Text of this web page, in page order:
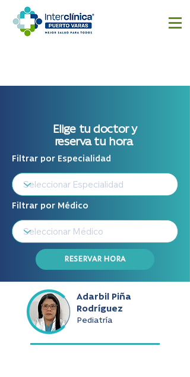
Elige tu doctor y
reserva tu hora
Filtrar por Especialidad
Filtrar por Médico
RESERVAR HORA
Adarbil Piña
Rodríguez
Pediatría